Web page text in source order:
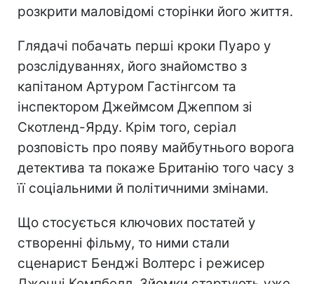
розкрити маловідомі сторінки його життя.
Глядачі побачать перші кроки Пуаро у
розслідуваннях, його знайомство з
капітаном Артуром Гастінгсом та
інспектором Джеймсом Джеппом зі
Скотленд-Ярду. Крім того, серіал
розповість про появу майбутнього ворога
детектива та покаже Британію того часу з
її соціальними й політичними змінами.
Що стосується ключових постатей у
створенні фільму, то ними стали
сценарист Бенджі Волтерс і режисер